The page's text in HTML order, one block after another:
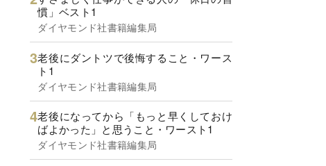
慣」ベスト1
ダイヤモンド社書籍編集局
老後にダントツで後悔すること・ワース
ト1
ダイヤモンド社書籍編集局
老後になってから「もっと早くしておけ
ばよかった」と思うこと・ワースト1
ダイヤモンド社書籍編集局